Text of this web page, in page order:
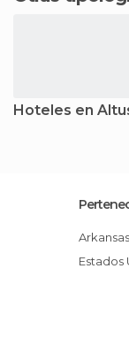
Hoteles en
Arkansas